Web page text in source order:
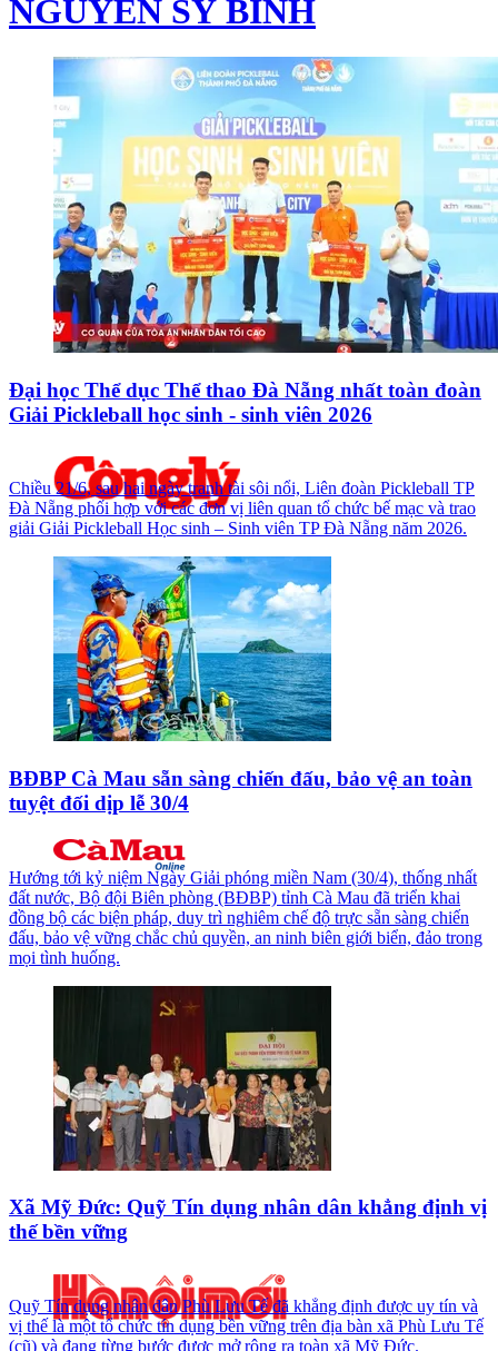
NGUYỄN SỸ BÌNH
Đại học Thể dục Thể thao Đà Nẵng nhất toàn đoàn
Giải Pickleball học sinh - sinh viên 2026
Chiều 21/6, sau hai ngày tranh tài sôi nổi, Liên đoàn Pickleball TP
Đà Nẵng phối hợp với các đơn vị liên quan tổ chức bế mạc và trao
giải Giải Pickleball Học sinh – Sinh viên TP Đà Nẵng năm 2026.
BĐBP Cà Mau sẵn sàng chiến đấu, bảo vệ an toàn
tuyệt đối dịp lễ 30/4
Hướng tới kỷ niệm Ngày Giải phóng miền Nam (30/4), thống nhất
đất nước, Bộ đội Biên phòng (BĐBP) tỉnh Cà Mau đã triển khai
đồng bộ các biện pháp, duy trì nghiêm chế độ trực sẵn sàng chiến
đấu, bảo vệ vững chắc chủ quyền, an ninh biên giới biển, đảo trong
mọi tình huống.
Xã Mỹ Đức: Quỹ Tín dụng nhân dân khẳng định vị
thế bền vững
Quỹ Tín dụng nhân dân Phù Lưu Tế đã khẳng định được uy tín và
vị thế là một tổ chức tín dụng bền vững trên địa bàn xã Phù Lưu Tế
(cũ) và đang từng bước được mở rộng ra toàn xã Mỹ Đức.